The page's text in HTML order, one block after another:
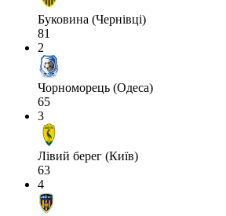
Буковина (Чернівці)
81
2
Чорноморець (Одеса)
65
3
Лівий берег (Київ)
63
4